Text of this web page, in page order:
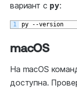
вариант с py:
1 py --version
macOS
На macOS
доступна.